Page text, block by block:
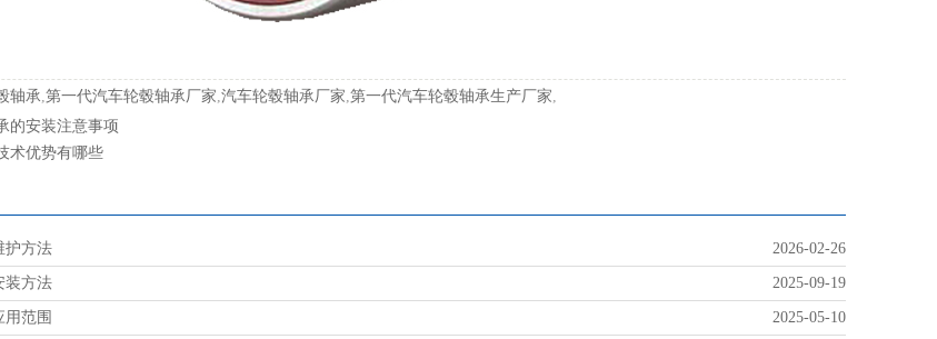
轴承,第一代汽车轮毂轴承厂家,汽车轮毂轴承厂家,第一代汽车轮毂轴承生产厂家,
的安装注意事项
术优势有哪些
护方法 2026-02-26
装方法 2025-09-19
范围 2025-05-10